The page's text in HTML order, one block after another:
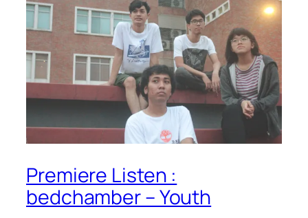
Premiere Listen :
bedchamber – Youth